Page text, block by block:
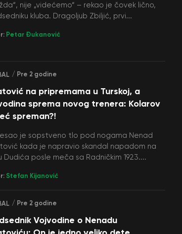
nije „videćemo“ – rekao je čovek lično,
kluba. Dragoljub Zbiljić, prvi...
Petar Đukanović
/ Pre 2 godine
na pripremama u Turskoj, a
sprema novog trenera: Kolarov
spreman?!
je sopstveno tlo pod nogama Nenad
kada je napravio skandal napadom na
Dudića posle meča sa Radničkim 1923....
Stefan Kijanović
/ Pre 2 godine
Vojvodine o Nenadu